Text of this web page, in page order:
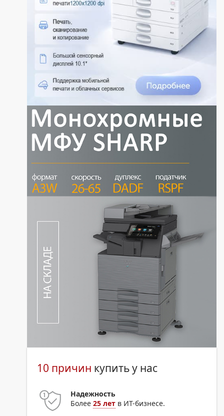
10 причин купить у нас
Надежность
Более25 лет в ИТ-бизнесе.